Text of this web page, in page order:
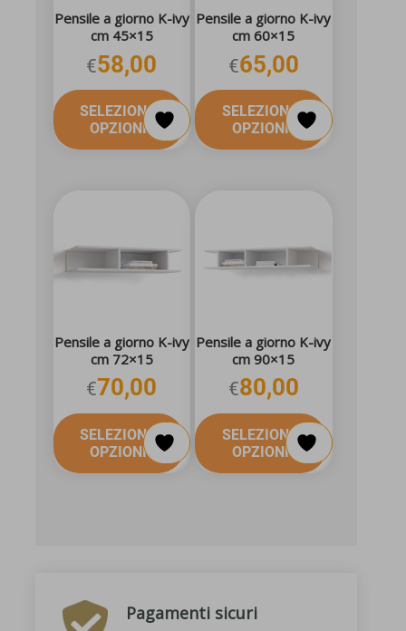
Pensile a giorno K-ivy
cm 45×15
€58,00
SELEZIONA
OPZIONI
Pensile a giorno K-ivy
cm 60×15
€65,00
SELEZIONA
OPZIONI
Pensile a giorno K-ivy
cm 72×15
€70,00
SELEZIONA
OPZIONI
Pensile a giorno K-ivy
cm 90×15
€80,00
SELEZIONA
OPZIONI
Pagamenti sicuri